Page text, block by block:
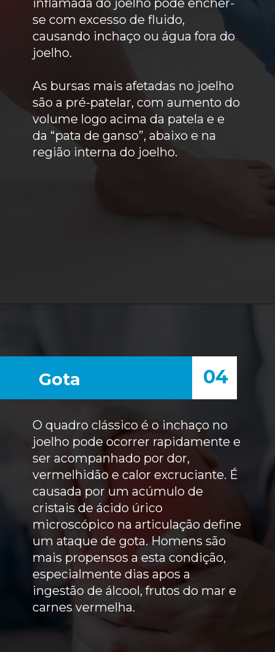
se com excesso de fluido,
causando inchaço ou água fora do
joelho.
As bursas mais afetadas no joelho
são a pré-patelar, com aumento do
volume logo acima da patela e e
da “pata de ganso”, abaixo e na
região interna do joelho.
Gota
O quadro clássico é o inchaço no
joelho pode ocorrer rapidamente e
ser acompanhado por dor,
vermelhidão e calor excruciante. É
causada por um acúmulo de
cristais de ácido úrico
microscópico na articulação define
um ataque de gota. Homens são
mais propensos a esta condição,
especialmente dias apos a
ingestão de álcool, frutos do mar e
carnes vermelha.
04